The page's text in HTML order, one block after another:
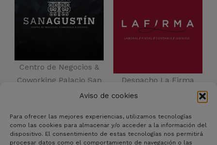
Aviso de cookies
Para ofrecer las mejores experiencias, utilizamos tecnologías
como las cookies para almacenar y/o acceder a la información del
dispositivo. El consentimiento de estas tecnologías nos permitirá
procesar datos como el comportamiento de navegación o las
Centro de Negocios &
Coworking Palacio San
Despacho La Firma